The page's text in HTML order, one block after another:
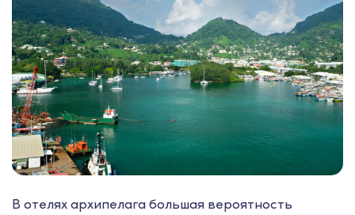
В отелях архипелага большая вероятность